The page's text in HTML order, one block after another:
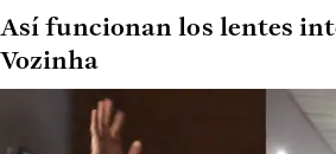
Así funcionan los lentes
Vozinha